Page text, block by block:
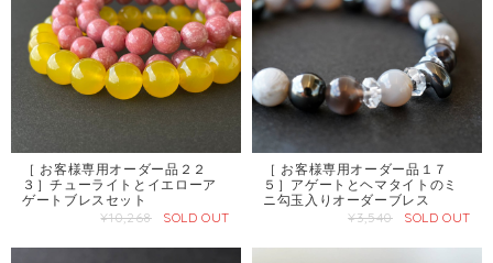
［ お客様専用オーダー品２２
３］チューライトとイエローア
ゲートブレスセット
¥10,268
SOLD OUT
［ お客様専用オーダー品１７
５］アゲートとヘマタイトのミ
ニ勾玉入りオーダーブレス
¥3,540
SOLD OUT